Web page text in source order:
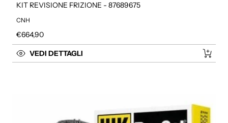
KIT REVISIONE FRIZIONE - 87689675
CNH
Prezzo regolare
€664,90
VEDI DETTAGLI